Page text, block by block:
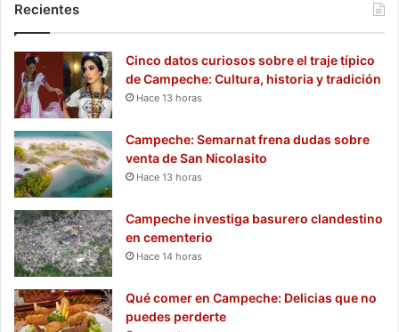
Recientes
Cinco datos curiosos sobre el traje típico
de Campeche: Cultura, historia y tradición
Hace 13 horas
Campeche: Semarnat frena dudas sobre
venta de San Nicolasito
Hace 13 horas
Campeche investiga basurero clandestino
en cementerio
Hace 14 horas
Qué comer en Campeche: Delicias que no
puedes perderte